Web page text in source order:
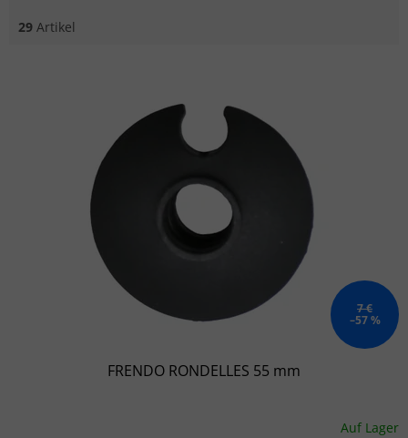
29 Artikel
7 €
–57 %
FRENDO RONDELLES 55 mm
Auf Lager